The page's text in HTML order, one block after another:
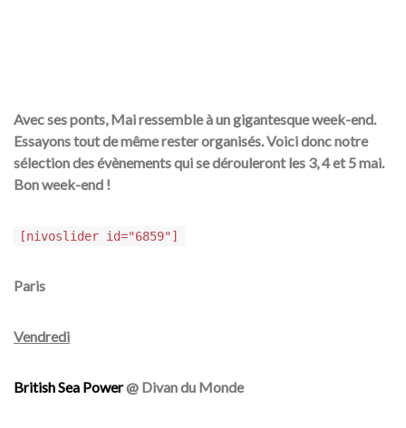
Avec ses ponts, Mai ressemble à un gigantesque week-end.
Essayons tout de même rester organisés. Voici donc notre
sélection des évènements qui se dérouleront les 3, 4 et 5 mai.
Bon week-end !
[nivoslider id="6859"]
Paris
Vendredi
British Sea Power@ Divan du Monde